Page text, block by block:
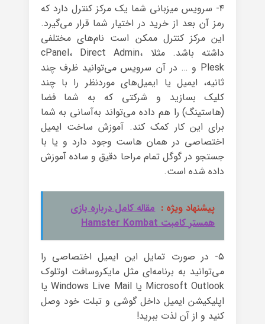
۴- سرویس میزبانی شما یک مرکز کنترل دارد که
رمز آن بعد از خرید در اختیار شما قرار می‌گیرد.
این مرکز کنترل ممکن است نام‌های مختلفی
داشته باشد. مثلا cPanel، Direct Admin،
Plesk و … در آن سرویس می‌توانید ظرف چند
ثانیه، ایمیل یا ایمیل‌های موردنظر را با چند
کلیک بسازید و شرکتی که به شما فضا
(هاستینگ) را هم داده می‌تواند به‌آسانی به شما
برای این کار کمک کند. آموزش ساخت ایمیل
اختصاصی در همان هاست وجود دارد و یا با
جستجو در گوگل تمام مراحا دقیق و ساده آموزش
داده شده است.
پیشنهاد ویژه : مقاله کامل درباره بازی
همستر کامبت Hamster Kombat
۵- در صورت تمایل این ایمیل اختصاصی را
می‌توانید به برنامه‌ای مثل مایکروسافت اوتلوک
Microsoft Outlook یا Windows Live Mail یا
اپلیکیشن ایمیل داخل گوشی و تبلت خود وصل
کنید و از آن لذت ببرید!